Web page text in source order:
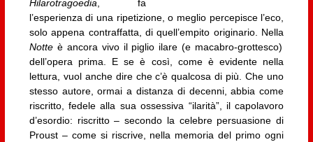
Hilarotragoedia , fa
l’esperienza di una ripetizione, o meglio percepisce l’eco,
solo appena contraffatta, di quell’empito originario. Nella
Notteè ancora vivo il piglio ilare (e macabro-grottesco)
dell’opera prima. E se è così, come è evidente nella
lettura, vuol anche dire che c’è qualcosa di più. Che uno
stesso autore, ormai a distanza di decenni, abbia come
riscritto, fedele alla sua ossessiva “ilarità”, il capolavoro
d’esordio: riscritto – secondo la celebre persuasione di
Proust – come si riscrive, nella memoria del primo ogni